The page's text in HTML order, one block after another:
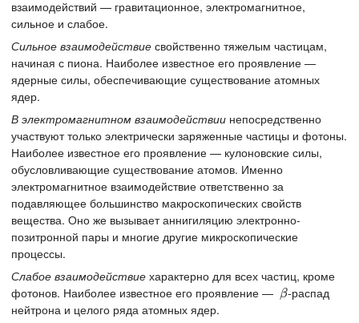
взаимодействий — гравитационное, электромагнитное,
сильное и слабое.
Сильное взаимодействие свойственно тяжелым частицам,
начиная с пиона. Наиболее известное его проявление —
ядерные силы, обеспечивающие существование атомных
ядер.
В электромагнитном взаимодействии непосредственно
участвуют только электрически заряженные частицы и фотоны.
Наиболее известное его проявление — кулоновские силы,
обусловливающие существование атомов. Именно
электромагнитное взаимодействие ответственно за
подавляющее большинство макроскопических свойств
вещества. Оно же вызывает аннигиляцию электронно-
позитронной пары и многие другие микроскопические
процессы.
Слабое взаимодействие характерно для всех частиц, кроме
фотонов. Наиболее известное его проявление — β
β-распад
нейтрона и целого ряда атомных ядер.